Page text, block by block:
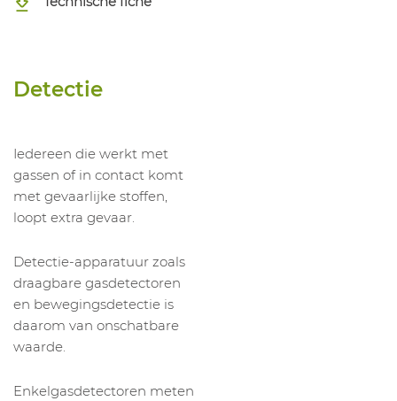
Detectie
Iedereen die werkt met
gassen of in contact komt
met gevaarlijke stoffen,
loopt extra gevaar.
Detectie-apparatuur zoals
draagbare gasdetectoren
en bewegingsdetectie is
daarom van onschatbare
waarde.
Enkelgasdetectoren meten